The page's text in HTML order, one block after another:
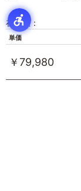
在庫数：
単価
￥79,980